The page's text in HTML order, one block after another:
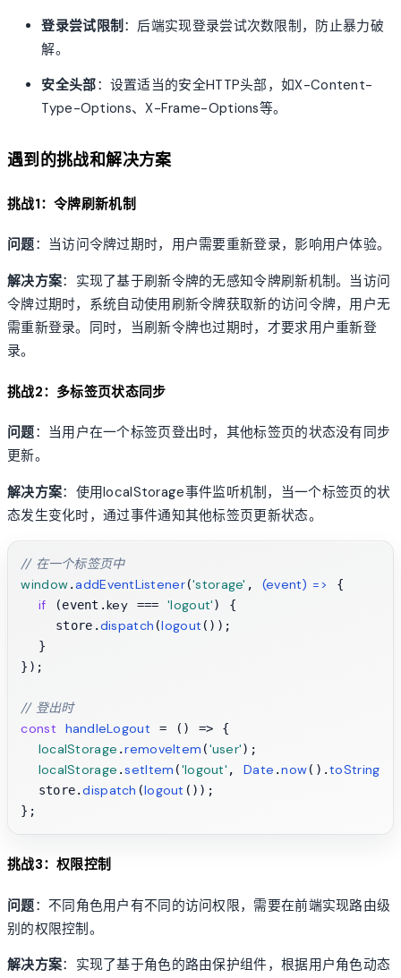
登录尝试限制 ：后端实现登录尝试次数限制，防止暴力破
解。
安全头部：设置适当的安全HTTP头部，如X-Content-
Type-Options、X-Frame-Options等。
遇到的挑战和解决方案
挑战1：令牌刷新机制
问题：当访问令牌过期时，用户需要重新登录，影响用户体验。
解决方案：实现了基于刷新令牌的无感知令牌刷新机制。当访问
令牌过期时，系统自动使用刷新令牌获取新的访问令牌，用户无
需重新登录。同时，当刷新令牌也过期时，才要求用户重新登
录。
挑战2：多标签页状态同步
问题：当用户在一个标签页登出时，其他标签页的状态没有同步
更新。
解决方案：使用localStorage事件监听机制，当一个标签页的状
态发生变化时，通过事件通知其他标签页更新状态。
// 在一个标签页中
window. addEventListener('storage' , (event) => {
if (event.key === 'logout') {
    store.
dispatch (logout ());
  }
});
// 登出时
const
handleLogout = ( ) => {
localStorage .removeItem ('user');
localStorage .setItem ('logout' , Date .now().toString
  store.
dispatch (logout ());
挑战3：权限控制
问题：不同角色用户有不同的访问权限，需要在前端实现路由级
别的权限控制。
解决方案：实现了基于角色的路由保护组件，根据用户角色动态